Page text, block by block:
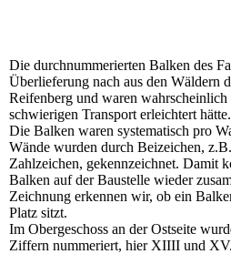
Die durchnummerierten Balken des
Überlieferung nach aus den Wäldern
Reifenberg und waren
schwierigen Transport erleichtert hätte.
Die Balken waren systematisch pro
Wände wurden durch Beizeichen,
Zahlzeichen, gekennzeichnet. Damit
Balken auf der Baustelle wieder
Zeichnung erkennen wir, ob ein
Platz sitzt.
Im Obergeschoss an der Ostseite
Ziffern nummeriert, hier XIIII und XV.